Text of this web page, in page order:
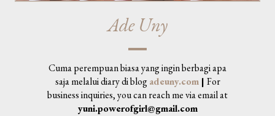
Ade Uny
Cuma perempuan biasa yang ingin berbagi apa
saja melalui diary di blogadeuny.com| For
business inquiries, you can reach me via email at
yuni.powerofgirl@gmail.com